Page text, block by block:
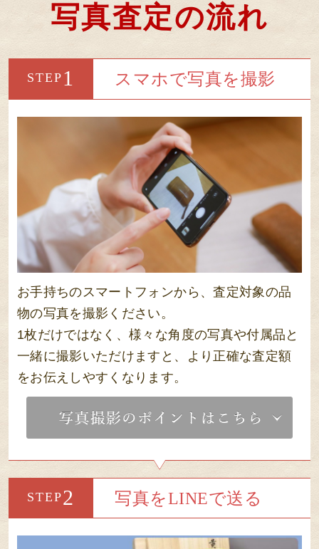
写真査定の流れ
STEP 1 スマホで写真を撮影
お手持ちのスマートフォンから、査定対象の品
物の写真を撮影ください。
1枚だけではなく、様々な角度の写真や付属品と
一緒に撮影いただけますと、より正確な査定額
をお伝えしやすくなります。
STEP2 写真をLINEで送る